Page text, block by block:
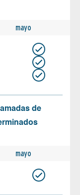
mayo
de
mayo